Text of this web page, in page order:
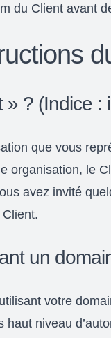
du Client avant
? (Indice :
que vous
organisation, le
avez invité
Client.
un
votre
haut niveau